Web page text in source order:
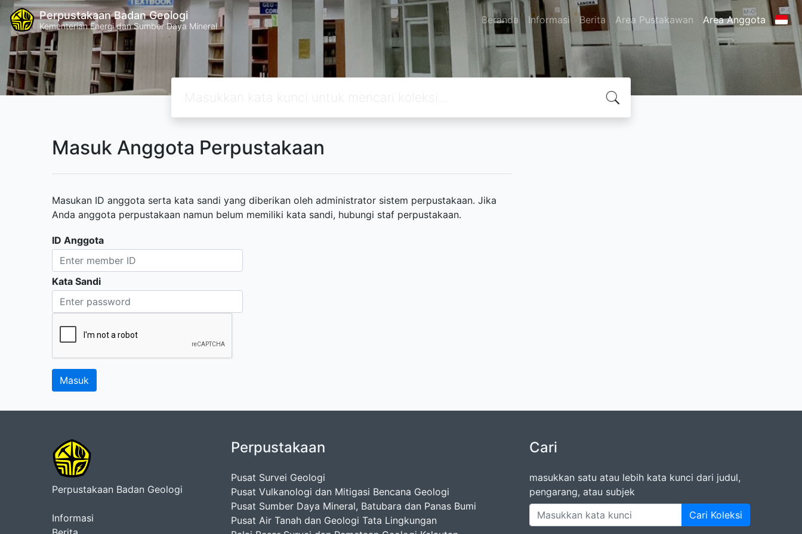
Perpustakaan Badan Geologi
Kementerian Energi dan Sumber Daya Mineral Beranda Informasi Berita Area Pustakawan Area Anggota
Masuk Anggota Perpustakaan
Masukan ID anggota serta kata sandi yang diberikan oleh administrator sistem perpustakaan. Jika
Anda anggota perpustakaan namun belum memiliki kata sandi, hubungi staf perpustakaan.
ID Anggota
Kata Sandi
Perpustakaan Badan Geologi
Informasi
Perpustakaan
Pusat Survei Geologi
Pusat Vulkanologi dan Mitigasi Bencana Geologi
Pusat Sumber Daya Mineral, Batubara dan Panas Bumi
Pusat Air Tanah dan Geologi Tata Lingkungan
Cari
masukkan satu atau lebih kata kunci dari judul,
pengarang, atau subjek
Cari Koleksi